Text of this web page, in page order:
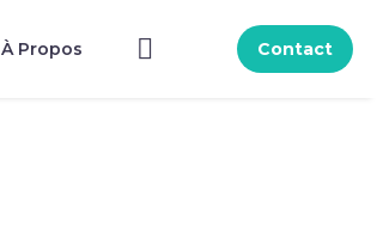
À Propos Contact